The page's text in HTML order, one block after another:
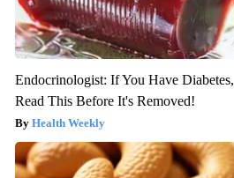
Endocrinologist: If You Have Diabetes,
Read This Before It's Removed!
Health Weekly